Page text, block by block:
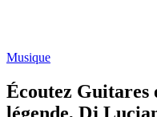
Musique
Écoutez Guitares